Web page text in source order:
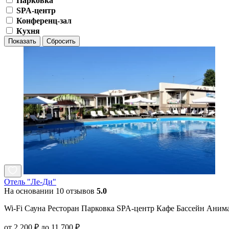
SPA-центр
Конференц-зал
Кухня
Показать Сбросить
Отель "Ле-Ди"
На основании 10 отзывов 5.0
Wi-Fi Сауна Ресторан Парковка SPA-центр Кафе Бассейн
от 2 200 ₽ до 11 700 ₽